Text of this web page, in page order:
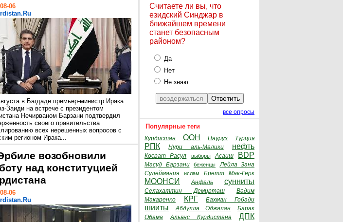
06
в Багдаде премьер-министр Ирака
Заиди на встрече с президентом
Нечирваном Барзани подтвердил
своего правительства
всех нерешенных вопросов с
регионом Ирака...
возобновили
над конституцией
06
Считаете ли вы, что
езидский Синджар в
ближайшем времени
станет безопасным
районом?
Да
Нет
Не знаю
все опросы
Популярные теги
Курдистан ООН Науруз Турция
РПК Нури аль-Малики нефть
Косрат Расул выборы Асаиш BDP
Масуд Барзани беженцы
Лейла Зана
Сулеймания
ислам Бретт Мак-Герк
МООНСИ Анфаль сунниты
Селахаттин Демирташ
Вадим
Макаренко
КРГ Бахман Гобади
шииты Абдулла Оджалан
Барак
Обама
Альянс Курдистана ДПК